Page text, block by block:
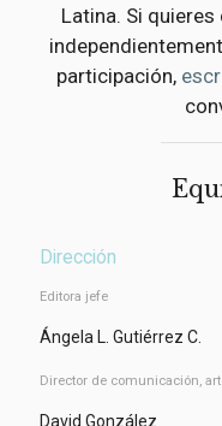
Latina. Si
participación,
Dirección
Editora jefe
Ángela L. Gutiérrez C.
Director de comunicación,
David González